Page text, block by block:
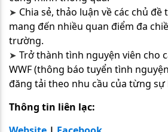
➤ Chia sẻ, thảo luận về các chủ đề
mang đến nhiều quan điểm đa
trường.
➤ Trở thành tình nguyện viên cho
WWF (thông báo tuyển tình
đăng tải theo nhu cầu của từng sự
Thông tin liên lạc: